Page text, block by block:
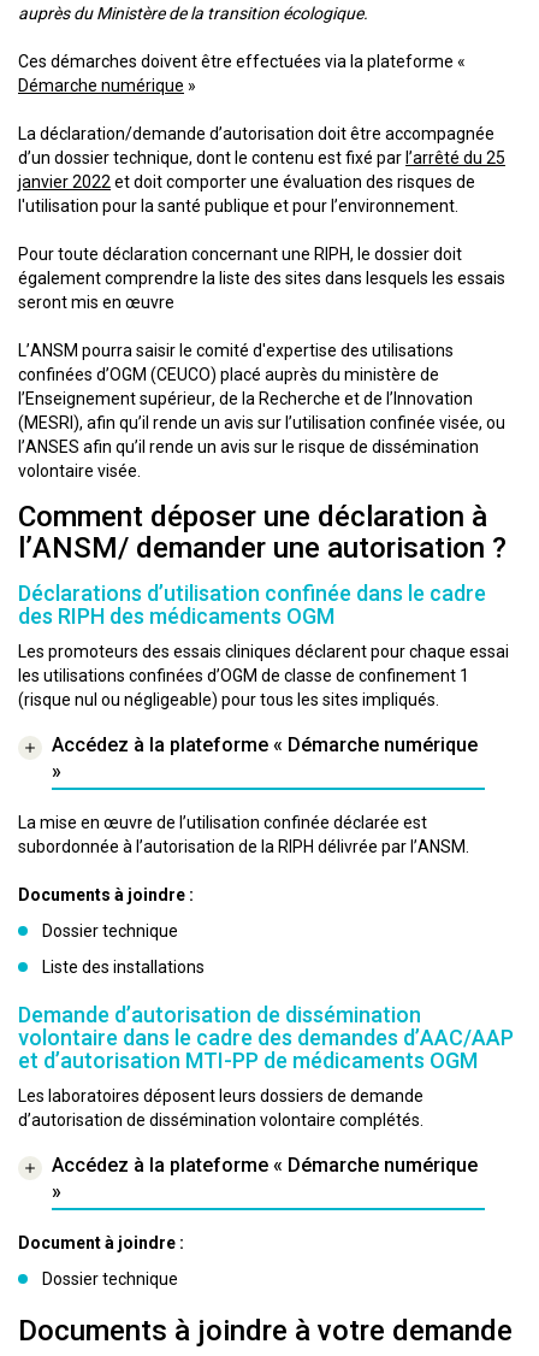
auprès du Ministère de la transition écologique.
Ces démarches doivent être effectuées via la plateforme «
Démarche numérique »
La déclaration/demande d’autorisation doit être accompagnée
d’un dossier technique, dont le contenu est fixé par l’arrêté du 25
janvier 2022 et doit comporter une évaluation des risques de
l'utilisation pour la santé publique et pour l’environnement.
Pour toute déclaration concernant une RIPH, le dossier doit
également comprendre la liste des sites dans lesquels les essais
seront mis en œuvre
L’ANSM pourra saisir le comité d'expertise des utilisations
confinées d’OGM (CEUCO) placé auprès du ministère de
l’Enseignement supérieur, de la Recherche et de l’Innovation
(MESRI), afin qu’il rende un avis sur l’utilisation confinée visée, ou
l’ANSES afin qu’il rende un avis sur le risque de dissémination
volontaire visée.
Comment déposer une déclaration à
l’ANSM/ demander une autorisation ?
Déclarations d’utilisation confinée dans le cadre
des RIPH des médicaments OGM
Les promoteurs des essais cliniques déclarent pour chaque essai
les utilisations confinées d’OGM de classe de confinement 1
(risque nul ou négligeable) pour tous les sites impliqués.
Accédez à la plateforme « Démarche numérique
»
La mise en œuvre de l’utilisation confinée déclarée est
subordonnée à l’autorisation de la RIPH délivrée par l’ANSM.
Documents à joindre :
Dossier technique
Liste des installations
Demande d’autorisation de dissémination
volontaire dans le cadre des demandes d’AAC/AAP
et d’autorisation MTI-PP de médicaments OGM
Les laboratoires déposent leurs dossiers de demande
d’autorisation de dissémination volontaire complétés.
Accédez à la plateforme « Démarche numérique
»
Document à joindre :
Dossier technique
Documents à joindre à votre demande